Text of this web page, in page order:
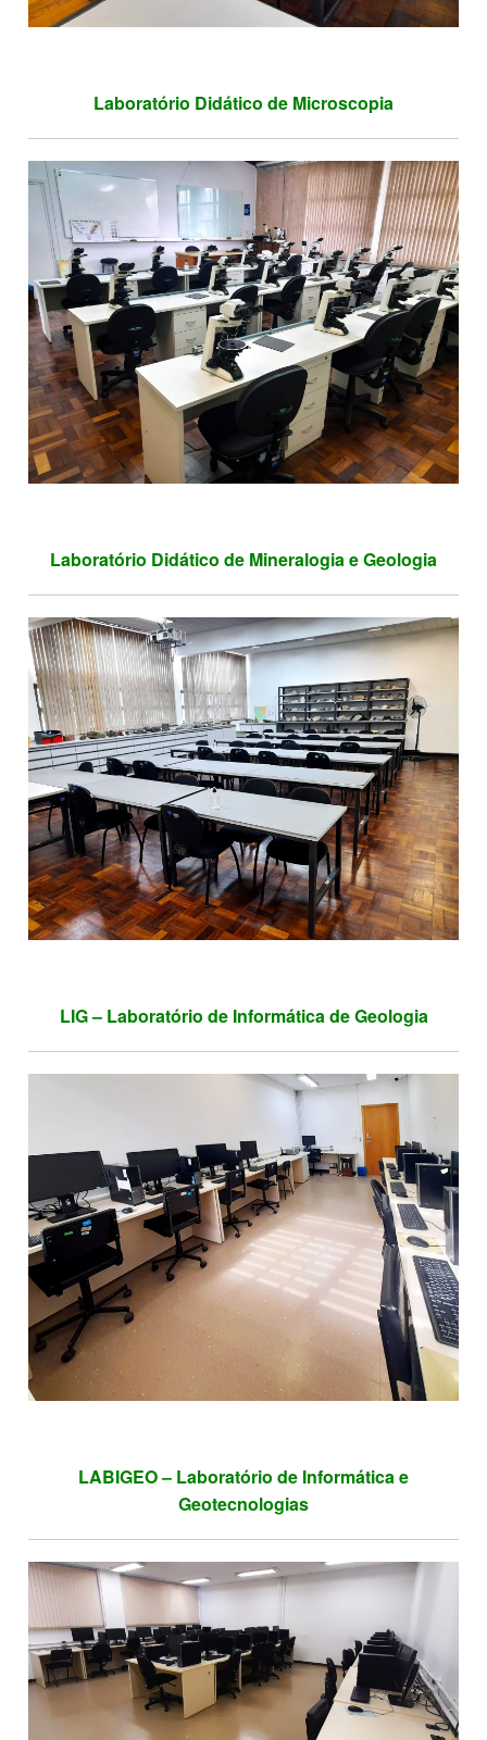
Laboratório Didático de Microscopia
Laboratório Didático de Mineralogia e Geologia
LIG – Laboratório de Informática de Geologia
LABIGEO – Laboratório de Informática e
Geotecnologias